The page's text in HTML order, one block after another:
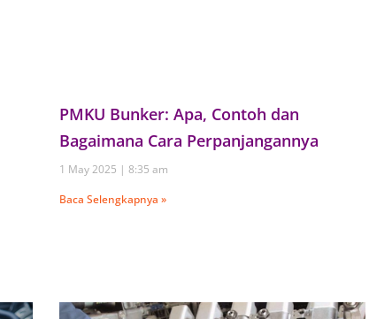
PMKU Bunker: Apa, Contoh dan
Bagaimana Cara Perpanjangannya
1 May 2025
8:35 am
Baca Selengkapnya »